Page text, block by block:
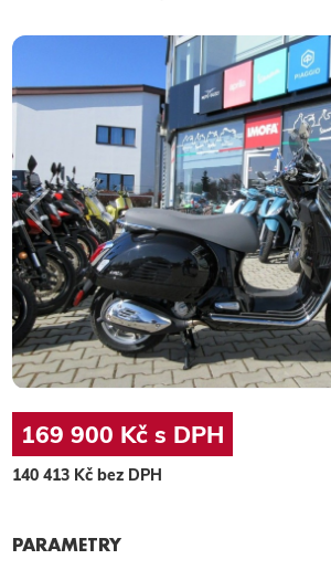
169 900 Kč s DPH
140 413 Kč bez DPH
PARAMETRY